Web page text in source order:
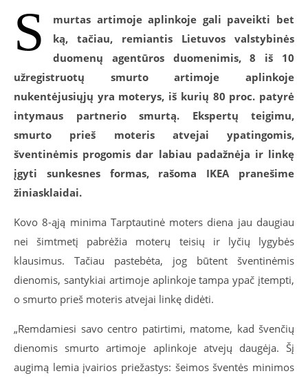
S
murtas artimoje aplinkoje gali paveikti bet
ką, tačiau, remiantis Lietuvos valstybinės
duomenų agentūros duomenimis, 8 iš 10
užregistruotų smurto artimoje aplinkoje
nukentėjusiųjų yra moterys, iš kurių 80 proc. patyrė
intymaus partnerio smurtą. Ekspertų teigimu,
smurto prieš moteris atvejai ypatingomis,
šventinėmis progomis dar labiau padažnėja ir linkę
įgyti sunkesnes formas, rašoma IKEA pranešime
žiniasklaidai.
Kovo 8-ąją minima Tarptautinė moters diena jau daugiau
nei šimtmetį pabrėžia moterų teisių ir lyčių lygybės
klausimus. Tačiau pastebėta, jog būtent šventinėmis
dienomis, santykiai artimoje aplinkoje tampa ypač įtempti,
o smurto prieš moteris atvejai linkę didėti.
„Remdamiesi savo centro patirtimi, matome, kad švenčių
dienomis smurto artimoje aplinkoje atvejų daugėja. Šį
augimą lemia įvairios priežastys: šeimos šventės minimos